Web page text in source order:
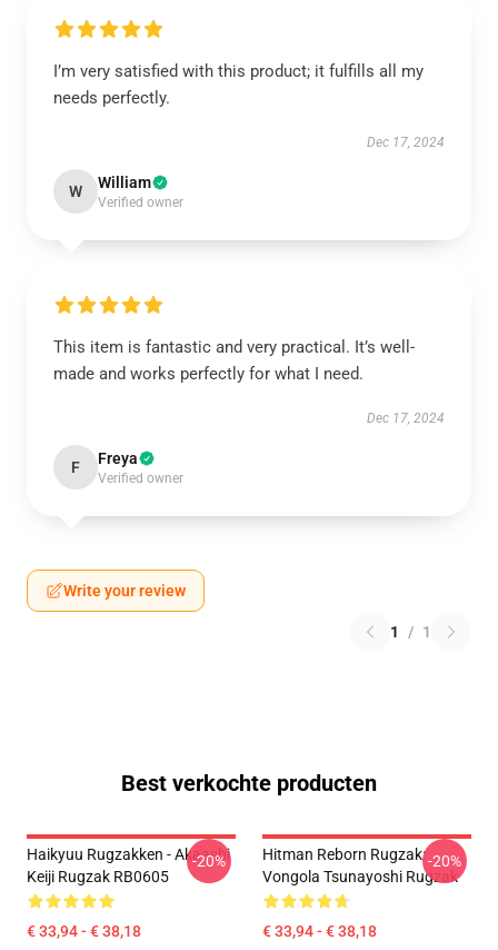
I’m very satisfied with this product; it fulfills all my
needs perfectly.
Dec 17, 2024
W William
Verified owner
This item is fantastic and very practical. It’s well-
made and works perfectly for what I need.
Dec 17, 2024
F Freya
Verified owner
Write your review
1 / 1
Best verkochte producten
Haikyuu Rugzakken - Akaashi
Keiji Rugzak RB0605
€ 33,94 - € 38,18
-20%
Hitman Reborn Rugzak:
Vongola Tsunayoshi Rugzak
€ 33,94 - € 38,18
-20%